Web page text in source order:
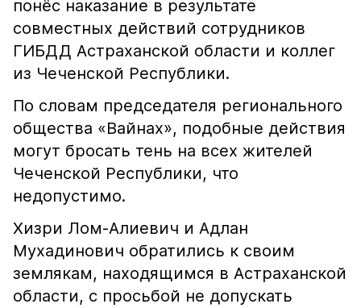
понёс наказание в результате
совместных действий сотрудников
ГИБДД Астраханской области и коллег
из Чеченской Республики.
По словам председателя регионального
общества «Вайнах», подобные действия
могут бросать тень на всех жителей
Чеченской Республики, что
недопустимо.
Хизри Лом-Алиевич и Адлан
Мухадинович обратились к своим
землякам, находящимся в Астраханской
области, с просьбой не допускать